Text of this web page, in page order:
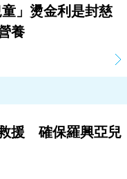
」燙金利是封慈
養
援 確保羅興亞兒